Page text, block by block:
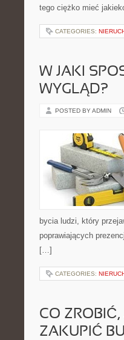
tego ciężko mieć
CATEGORIES:
W JAKI
WYGLĄD?
POSTED BY ADMIN
bycia ludzi, który
poprawiających
[…]
CATEGORIES:
CO
ZAKUPIĆ